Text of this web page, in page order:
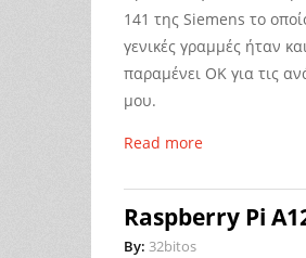
141 της Siemens το
γενικές γραμμές ήταν
παραμένει ΟΚ για τις
μου.
Read more
Raspberry Pi
By: 32bitos